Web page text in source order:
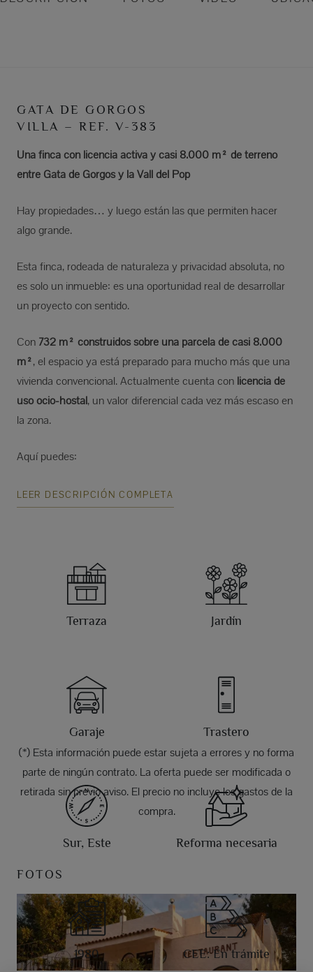
GATA DE GORGOS
VILLA – REF. V-383
Una finca con licencia activa y casi 8.000 m² de terreno
entre Gata de Gorgos y la Vall del Pop
Hay propiedades… y luego están las que permiten hacer
algo grande.
Esta finca, rodeada de naturaleza y privacidad absoluta, no
es solo un inmueble: es una oportunidad real de desarrollar
un proyecto con sentido.
Con 732 m² construidos sobre una parcela de casi 8.000
m², el espacio ya está preparado para mucho más que una
vivienda convencional. Actualmente cuenta con licencia de
uso ocio-hostal, un valor diferencial cada vez más escaso en
la zona.
Aquí puedes:
LEER DESCRIPCIÓN COMPLETA
Terraza Jardín
Garaje Trastero
Sur, Este Reforma necesaria
1980 CEE: En trámite
(*) Esta información puede estar sujeta a errores y no forma
parte de ningún contrato. La oferta puede ser modificada o
retirada sin previo aviso. El precio no incluye los gastos de la
compra.
FOTOS